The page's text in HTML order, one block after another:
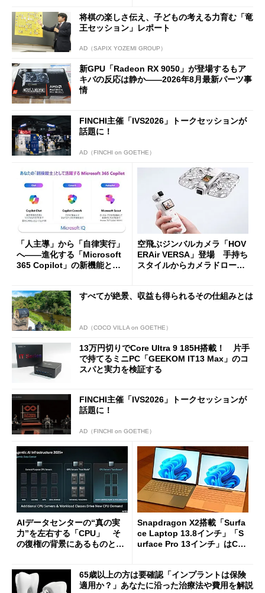
将棋の楽しさ伝え、子どもの考える力育む「竜
王セッション」レポート
AD（SAPIX YOZEMI GROUP）
新GPU「Radeon RX 9050」が登場するもア
キバの反応は静か――2026年8月最新パーツ事
情
FINCHI主催「IVS2026」トークセッションが
話題に！
AD（FINCHI on GOETHE）
「人主導」から「自律実行」
へ――進化する「Microsoft
365 Copilot」の新機能とエ
空飛ぶジンバルカメラ「HOV
ERAir VERSA」登場 手持ち
スタイルからカメラドローン
すべてが絶景、収益も得られるその仕組みとは
AD（COCO VILLA on GOETHE）
13万円切りでCore Ultra 9 185H搭載！ 片手
で持てるミニPC「GEEKOM IT13 Max」のコ
スパと実力を検証する
FINCHI主催「IVS2026」トークセッションが
話題に！
AD（FINCHI on GOETHE）
AIデータセンターの“真の実
力”を左右する「CPU」 そ
の復権の背景にあるものと
Snapdragon X2搭載「Surfa
ce Laptop 13.8インチ」「S
urface Pro 13インチ」はCop
た
65歳以上の方は要確認「インプラントは保険
適用か？」あなたに沿った治療法や費用を解説